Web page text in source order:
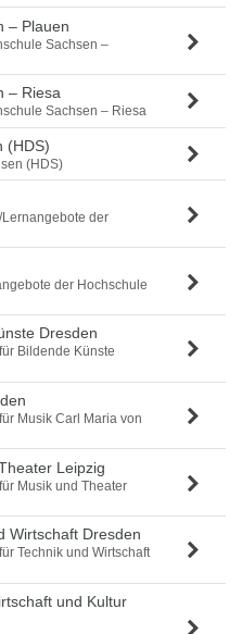
– Plauen
Sachsen –
– Riesa
Sachsen – Riesa
(HDS)
(HDS)
Lernangebote der
der Hochschule
Dresden
Bildende Künste
Musik Carl Maria von
Leipzig
Musik und Theater
Wirtschaft Dresden
Technik und Wirtschaft
und Kultur